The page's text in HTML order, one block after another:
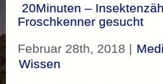
20Minuten –
Froschkenner gesucht
Februar 28th, 2018 |
Wissen